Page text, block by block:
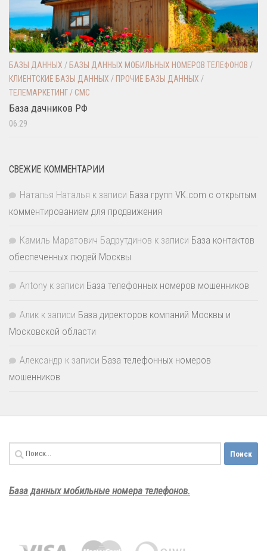
БАЗЫ ДАННЫХ / БАЗЫ ДАННЫХ МОБИЛЬНЫХ НОМЕРОВ ТЕЛЕФОНОВ /
КЛИЕНТСКИЕ БАЗЫ ДАННЫХ / ПРОЧИЕ БАЗЫ ДАННЫХ /
ТЕЛЕМАРКЕТИНГ / СМС
База дачников РФ
06:29
СВЕЖИЕ КОММЕНТАРИИ
Наталья Наталья к записи База групп VK.com с открытым
комментированием для продвижения
Камиль Маратович Бадрутдинов к записи База контактов
обеспеченных людей Москвы
Antony к записи База телефонных номеров мошенников
Алик к записи База директоров компаний Москвы и
Московской области
Александр к записи База телефонных номеров
мошенников
Найти:
База данных мобильные номера телефонов.